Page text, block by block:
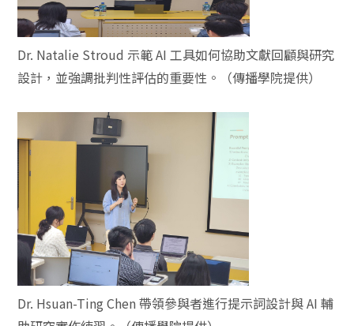
Dr. Natalie Stroud 示範 AI 工具如何協助文獻回顧與研究
設計，並強調批判性評估的重要性。（傳播學院提供）
Dr. Hsuan-Ting Chen 帶領參與者進行提示詞設計與 AI 輔